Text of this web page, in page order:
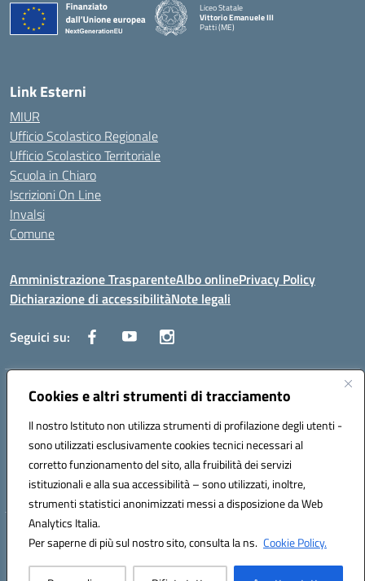
Cookies e altri strumenti di tracciamento
Il nostro Istituto non utilizza strumenti di profilazione degli utenti -
sono utilizzati esclusivamente cookies tecnici necessari al
corretto funzionamento del sito, alla fruibilità dei servizi
istituzionali e alla sua accessibilità – sono utilizzati, inoltre,
strumenti statistici anonimizzati messi a disposizione da Web
Analytics Italia.
Per saperne di più sul nostro sito, consulta la ns. Cookie Policy.
Liceo Statale
Vittorio Emanuele III
Patti (ME)
Link Esterni
MIUR
Ufficio Scolastico Regionale
Ufficio Scolastico Territoriale
Scuola in Chiaro
Iscrizioni On Line
Invalsi
Comune
Amministrazione TrasparenteAlbo onlinePrivacy Policy
Dichiarazione di accessibilitàNote legali
Seguici su:
Indirizzo:Via Trieste, 43 – 98066 Patti (ME)
Posta elettronica certificata (PEC):mepc060006@pec.istruzione.it
Codice fiscale: 86000610831
Codice meccanografico: MEPC060006
Hosting & Powered by 3D Solution S.r.l.
Concept & Design by Designers Italia